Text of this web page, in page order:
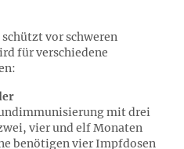
vor schweren
für verschiedene
mit drei
vier und elf Monaten
benötigen vier Impfdosen